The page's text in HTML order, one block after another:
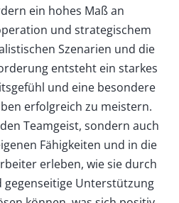
ein hohes Maß an
und strategischem
Szenarien und die
entsteht ein starkes
und eine besondere
erfolgreich zu meistern.
Teamgeist, sondern auch
Fähigkeiten und in die
erleben, wie sie durch
Unterstützung